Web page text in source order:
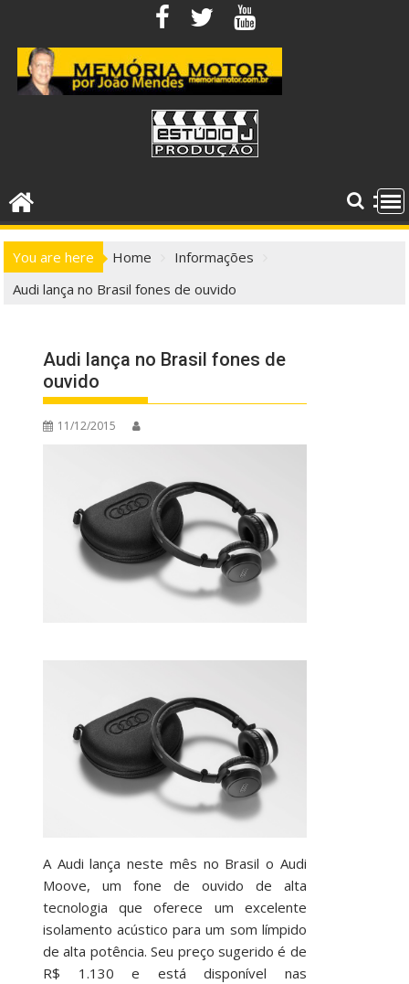
content
You are here Home
Informações
Audi lança no Brasil fones de ouvido
Audi lança no Brasil fones de
ouvido
11/12/2015
A Audi lança neste mês no Brasil o Audi
Moove, um fone de ouvido de alta
tecnologia que oferece um excelente
isolamento acústico para um som límpido
de alta potência. Seu preço sugerido é de
R$ 1.130 e está disponível nas